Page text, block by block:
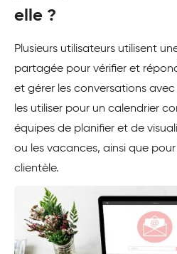
elle ?
Plusieurs utilisateurs utilisent
partagée pour vérifier et
et gérer les conversations avec
les utiliser pour un calendrier
équipes de planifier et de
ou les vacances, ainsi que pour
clientèle.